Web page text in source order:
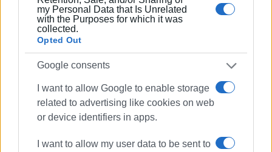
my Personal Data that Is Unrelated
with the Purposes for which it was
collected.
Opted Out
Google consents
I want to allow Google to enable storage
related to advertising like cookies on web
or device identifiers in apps.
I want to allow my user data to be sent to
ασθενών που η χορήγηση αντιικών χαπιών είναι
απαραίτητη για την θεραπεία τους. «Σε αρκετές
περιπτώσεις χρειάζεται η λήψη αντιικών, καθώς
διαπιστώνονται ακόμη σοβαρά περιστατικά, που
αφορούν κυρίως ασθενείς μεγάλης ηλικίας», ανέφερε
ΜΑΡΙΑ ΜΠΑΖΔΡΙΓΙΑΝΝΗ